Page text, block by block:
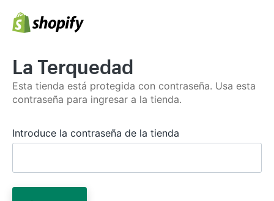
La Terquedad
Esta tienda está protegida con contraseña. Usa esta
contraseña para ingresar a la tienda.
Introduce la contraseña de la tienda